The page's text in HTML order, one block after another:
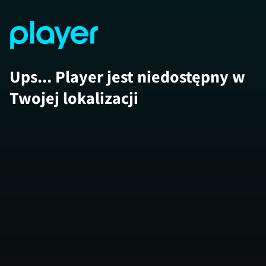
Ups... Player jest niedostępny w
Twojej lokalizacji